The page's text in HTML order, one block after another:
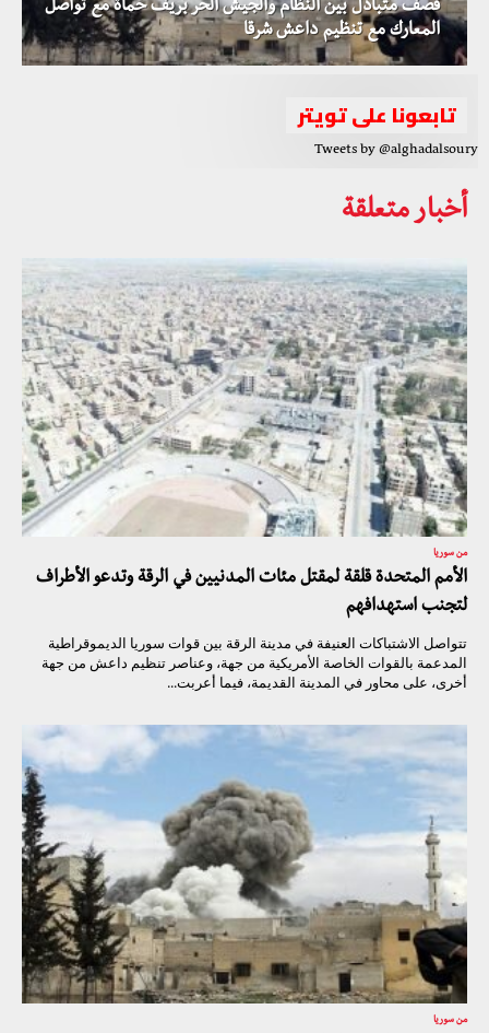
قصف متبادل بين النظام والجيش الحر بريف حماة مع تواصل
المعارك مع تنظيم داعش شرقا
تابعونا على تويتر
Tweets by @alghadalsoury
أخبار متعلقة
من سوريا
الأمم المتحدة قلقة لمقتل مئات المدنيين في الرقة وتدعو الأطراف
لتجنب استهدافهم
تتواصل الاشتباكات العنيفة في مدينة الرقة بين قوات سوريا الديموقراطية
المدعمة بالقوات الخاصة الأمريكية من جهة، وعناصر تنظيم داعش من جهة
أخرى، على محاور في المدينة القديمة، فيما أعربت...
من سوريا